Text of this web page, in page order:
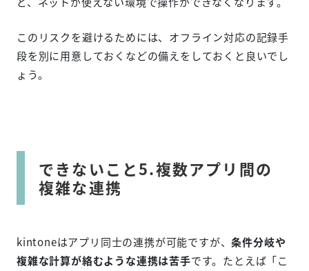
このリスクを避けるためには、オフライン対応の記録手
段を別に用意しておくなどの備えをしておくと良いでし
ょう。
できないこと5.複数アプリ間の
複雑な連携
kintoneはアプリ同士の連携が可能ですが、条件分岐や
複雑な計算が絡むような連携は苦手です。たとえば「こ